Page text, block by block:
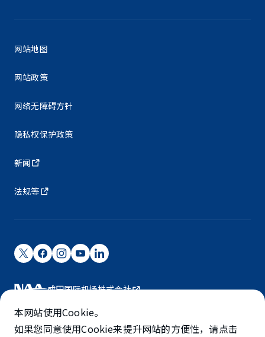
网站地图
网站政策
网络无障碍方针
隐私权保护政策
新闻
法规等
成田国际机场株式会社
成田国际机场由NAA运营。
©NARITA INTERNATIONAL AIRPORT CORPORATION
本网站使用Cookie。
如果您同意使用Cookie来提升网站的方便性，请点击